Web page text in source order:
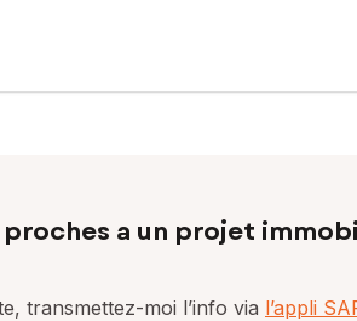
proches a un projet
transmettez-moi l’info via l’appli